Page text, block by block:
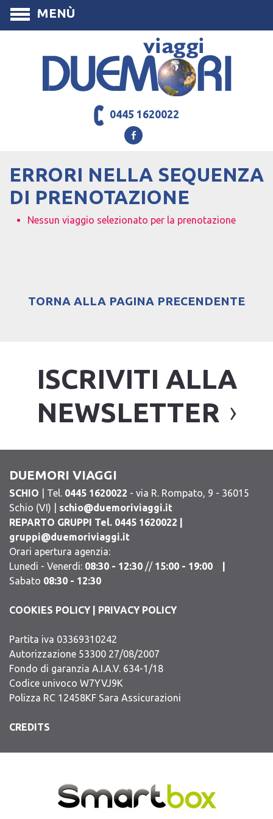
MENÙ
0445 1620022
ERRORI NELLA SEQUENZA
DI PRENOTAZIONE
Nessun viaggio selezionato per la prenotazione
TORNA ALLA PAGINA PRECENDENTE
ISCRIVITI ALLA
NEWSLETTER
DUEMORI VIAGGI
SCHIO | Tel. 0445 1620022 - via R. Rompato, 9 - 36015
Schio (VI) | schio@duemoriviaggi.it
REPARTO GRUPPI Tel. 0445 1620022 |
gruppi@duemoriviaggi.it
Orari apertura agenzia:
Lunedi - Venerdi: 08:30 - 12:30 // 15:00 - 19:00 |
Sabato 08:30 - 12:30
COOKIES POLICY| PRIVACY POLICY
Partita iva 03369310242
Autorizzazione 53300 27/08/2007
Fondo di garanzia A.I.A.V. 634-1/18
Codice univoco W7YVJ9K
Polizza RC 12458KF Sara Assicurazioni
CREDITS